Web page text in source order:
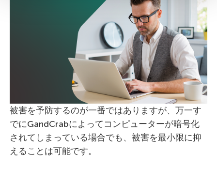
被害を予防するのが一番ではありますが、万一す
でにGandCrabによってコンピューターが暗号化
されてしまっている場合でも、被害を最小限に抑
えることは可能です。